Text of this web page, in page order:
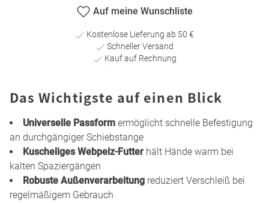
Auf meine Wunschliste
Kostenlose Lieferung ab 50 €
Schneller Versand
Kauf auf Rechnung
Das Wichtigste auf einen Blick
Universelle Passform ermöglicht schnelle Befestigung
an durchgängiger Schiebstange
Kuscheliges Webpelz-Futter hält Hände warm bei
kalten Spaziergängen
Robuste Außenverarbeitung reduziert Verschleiß bei
regelmäßigem Gebrauch